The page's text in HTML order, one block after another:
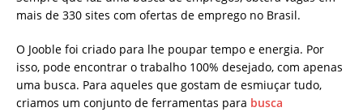
mais de 330 sites com ofertas de emprego no Brasil.
O Jooble foi criado para lhe poupar tempo e energia. Por
isso, pode encontrar o trabalho 100% desejado, com apenas
uma busca. Para aqueles que gostam de esmiuçar tudo,
criamos um conjunto de ferramentas para busca